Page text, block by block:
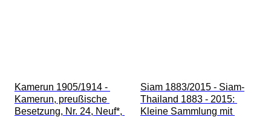
Kamerun 1905/1914 -
Kamerun, preußische
Besetzung, Nr. 24, Neuf*,
Siam 1883/2015 - Siam-
Thailand 1883 - 2015:
Kleine Sammlung mit